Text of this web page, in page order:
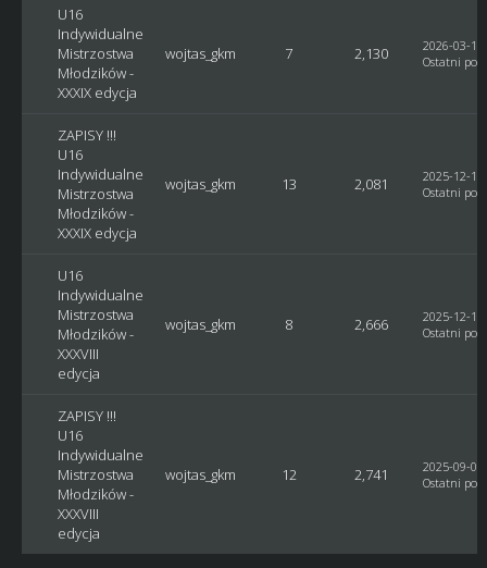
U16
Indywidualne
Mistrzostwa
Młodzików -
XXXIX edycja
wojtas_gkm 7 2,130
2026-03-
Ostatni post
ZAPISY !!!
U16
Indywidualne
Mistrzostwa
Młodzików -
XXXIX edycja
wojtas_gkm 13 2,081
2025-12-
Ostatni post
U16
Indywidualne
Mistrzostwa
Młodzików -
XXXVIII
edycja
wojtas_gkm 8 2,666
2025-12-
Ostatni post
ZAPISY !!!
U16
Indywidualne
Mistrzostwa
Młodzików -
XXXVIII
edycja
wojtas_gkm 12 2,741
2025-09-
Ostatni post